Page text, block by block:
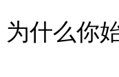
什么你